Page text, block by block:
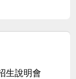
生說明會